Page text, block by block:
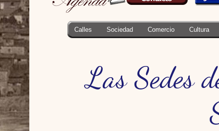
Calles Sociedad Comercio Cultura
Las Sedes